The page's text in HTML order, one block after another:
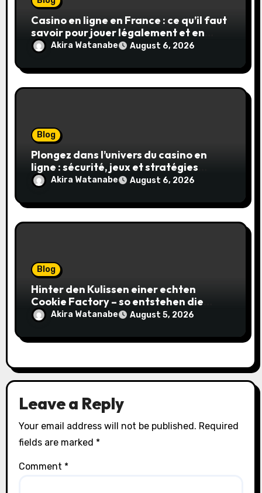
Casino en ligne en France : ce qu’il faut
savoir pour jouer légalement et en
toute sécurité
Akira Watanabe August 6, 2026
Blog
Plongez dans l’univers du casino en
ligne : sécurité, jeux et stratégies
gagnantes
Akira Watanabe August 6, 2026
Blog
Hinter den Kulissen einer echten
Cookie Factory – so entstehen die
saftigsten Keks-Innovationen
Akira Watanabe August 5, 2026
Leave a Reply
Your email address will not be published. Required
fields are marked *
Comment *